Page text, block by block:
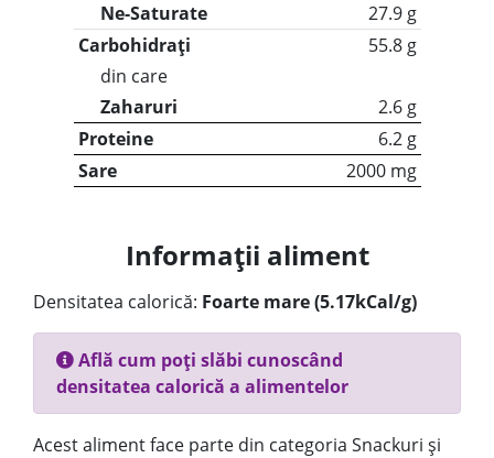
Ne-Saturate
27.9 g
Carbohidrați
55.8 g
din care
Zaharuri
2.6 g
Proteine
6.2 g
Sare
2000 mg
Informații aliment
Densitatea calorică: Foarte mare (5.17kCal/g)
Află cum poți slăbi cunoscând
densitatea calorică a alimentelor
Acest aliment face parte din categoria Snackuri și